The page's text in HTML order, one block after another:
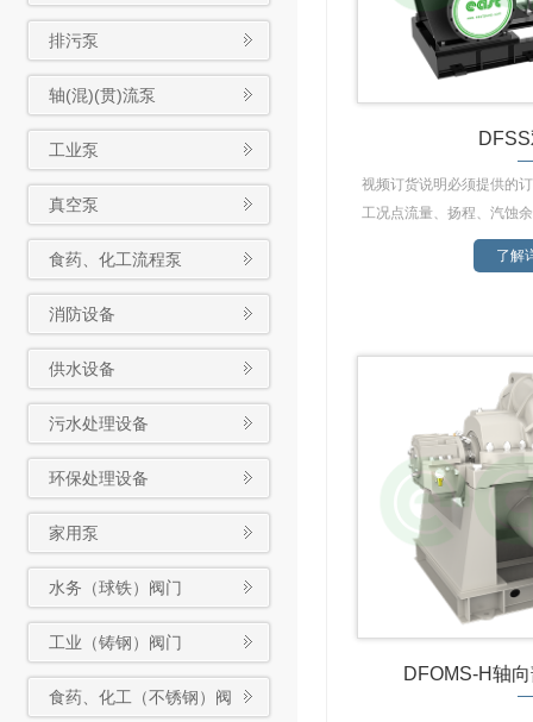
排污泵
轴(混)(贯)流泵
工业泵
真空泵
食药、化工流程泵
消防设备
供水设备
污水处理设备
环保处理设备
家用泵
水务（球铁）阀门
工业（铸钢）阀门
食药、化工（不锈钢）阀
视频订货说明必须提供的
工况点流量、扬程、汽蚀
本参数及特殊参数要求；
按本样本配置交货）；进
了解
DFOMS-H轴